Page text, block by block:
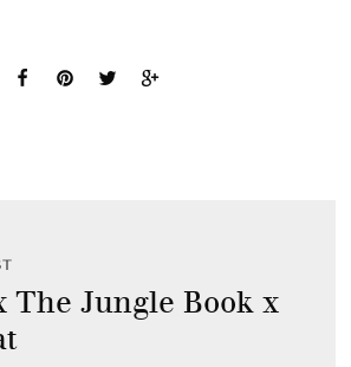
The Jungle Book x